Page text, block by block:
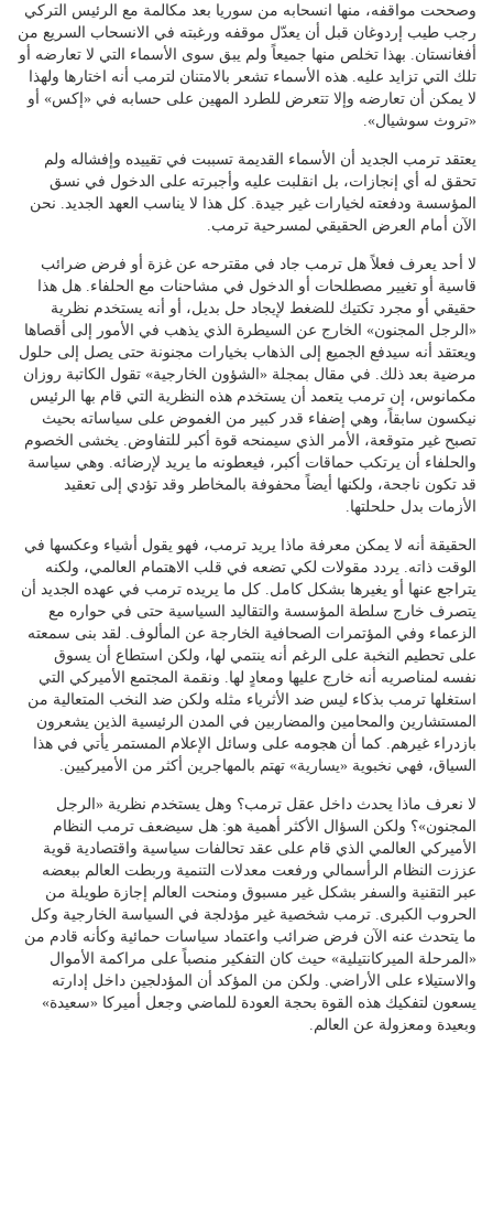
وصححت مواقفه، منها انسحابه من سوريا بعد مكالمة مع الرئيس التركي
رجب طيب إردوغان قبل أن يعدّل موقفه ورغبته في الانسحاب السريع من
أفغانستان. بهذا تخلص منها جميعاً ولم يبق سوى الأسماء التي لا تعارضه أو
تلك التي تزايد عليه. هذه الأسماء تشعر بالامتنان لترمب أنه اختارها ولهذا
لا يمكن أن تعارضه وإلا تتعرض للطرد المهين على حسابه في «إكس» أو
«تروث سوشيال».
يعتقد ترمب الجديد أن الأسماء القديمة تسببت في تقييده وإفشاله ولم
تحقق له أي إنجازات، بل انقلبت عليه وأجبرته على الدخول في نسق
المؤسسة ودفعته لخيارات غير جيدة. كل هذا لا يناسب العهد الجديد. نحن
الآن أمام العرض الحقيقي لمسرحية ترمب.
لا أحد يعرف فعلاً هل ترمب جاد في مقترحه عن غزة أو فرض ضرائب
قاسية أو تغيير مصطلحات أو الدخول في مشاحنات مع الحلفاء. هل هذا
حقيقي أو مجرد تكتيك للضغط لإيجاد حل بديل، أو أنه يستخدم نظرية
«الرجل المجنون» الخارج عن السيطرة الذي يذهب في الأمور إلى أقصاها
ويعتقد أنه سيدفع الجميع إلى الذهاب بخيارات مجنونة حتى يصل إلى حلول
مرضية بعد ذلك. في مقال بمجلة «الشؤون الخارجية» تقول الكاتبة روزان
مكمانوس، إن ترمب يتعمد أن يستخدم هذه النظرية التي قام بها الرئيس
نيكسون سابقاً، وهي إضفاء قدر كبير من الغموض على سياساته بحيث
تصبح غير متوقعة، الأمر الذي سيمنحه قوة أكبر للتفاوض. يخشى الخصوم
والحلفاء أن يرتكب حماقات أكبر، فيعطونه ما يريد لإرضائه. وهي سياسة
قد تكون ناجحة، ولكنها أيضاً محفوفة بالمخاطر وقد تؤدي إلى تعقيد
الأزمات بدل حلحلتها.
الحقيقة أنه لا يمكن معرفة ماذا يريد ترمب، فهو يقول أشياء وعكسها في
الوقت ذاته. يردد مقولات لكي تضعه في قلب الاهتمام العالمي، ولكنه
يتراجع عنها أو يغيرها بشكل كامل. كل ما يريده ترمب في عهده الجديد أن
يتصرف خارج سلطة المؤسسة والتقاليد السياسية حتى في حواره مع
الزعماء وفي المؤتمرات الصحافية الخارجة عن المألوف. لقد بنى سمعته
على تحطيم النخبة على الرغم أنه ينتمي لها، ولكن استطاع أن يسوق
نفسه لمناصريه أنه خارج عليها ومعادٍ لها. ونقمة المجتمع الأميركي التي
استغلها ترمب بذكاء ليس ضد الأثرياء مثله ولكن ضد النخب المتعالية من
المستشارين والمحامين والمضاربين في المدن الرئيسية الذين يشعرون
بازدراء غيرهم. كما أن هجومه على وسائل الإعلام المستمر يأتي في هذا
السياق، فهي نخبوية «يسارية» تهتم بالمهاجرين أكثر من الأميركيين.
لا نعرف ماذا يحدث داخل عقل ترمب؟ وهل يستخدم نظرية «الرجل
المجنون»؟ ولكن السؤال الأكثر أهمية هو: هل سيضعف ترمب النظام
الأميركي العالمي الذي قام على عقد تحالفات سياسية واقتصادية قوية
عززت النظام الرأسمالي ورفعت معدلات التنمية وربطت العالم ببعضه
عبر التقنية والسفر بشكل غير مسبوق ومنحت العالم إجازة طويلة من
الحروب الكبرى. ترمب شخصية غير مؤدلجة في السياسة الخارجية وكل
ما يتحدث عنه الآن فرض ضرائب واعتماد سياسات حمائية وكأنه قادم من
«المرحلة الميركانتيلية» حيث كان التفكير منصباً على مراكمة الأموال
والاستيلاء على الأراضي. ولكن من المؤكد أن المؤدلجين داخل إدارته
يسعون لتفكيك هذه القوة بحجة العودة للماضي وجعل أميركا «سعيدة»
وبعيدة ومعزولة عن العالم.